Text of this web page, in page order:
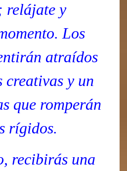
relájate y
Los
atraídos
creativas y un
que romperán
rígidos.
recibirás una